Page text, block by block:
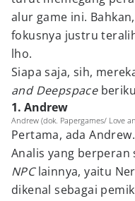
alur game ini.
fokusnya justru
lho.
Siapa saja, sih,
and Deepspace
1. Andrew
Andrew (dok. Papergames/ Love
Pertama, ada
Analis yang berperan
NPClainnya, yaitu
dikenal sebagai